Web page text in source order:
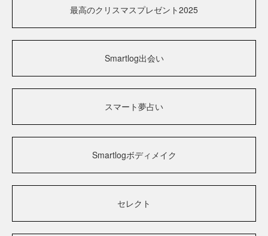
最高のクリスマスプレゼント2025
Smartlog出会い
スマート夢占い
Smartlogボディメイク
セレクト